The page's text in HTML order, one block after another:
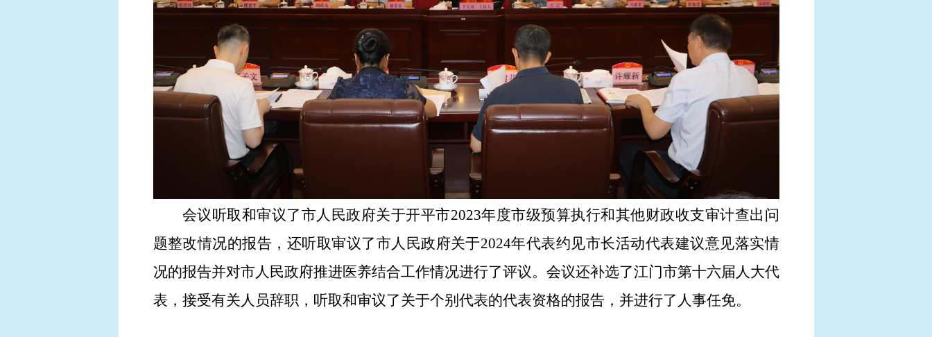
会议听取和审议了市人民政府关于开平市2023年度市级预算执行和其他财政收支审计查出问
题整改情况的报告，还听取审议了市人民政府关于2024年代表约见市长活动代表建议意见落实情
况的报告并对市人民政府推进医养结合工作情况进行了评议。会议还补选了江门市第十六届人大代
表，接受有关人员辞职，听取和审议了关于个别代表的代表资格的报告， 并进行了 人事任免。